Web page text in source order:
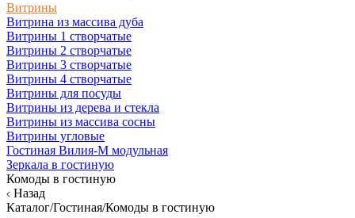
Витрины
Витрина из массива дуба
Витрины 1 створчатые
Витрины 2 створчатые
Витрины 3 створчатые
Витрины 4 створчатые
Витрины для посуды
Витрины из дерева и стекла
Витрины из массива сосны
Витрины угловые
Гостиная Вилия-М модульная
Зеркала в гостиную
Комоды в гостиную
Назад
Каталог/Гостиная/Комоды в гостиную